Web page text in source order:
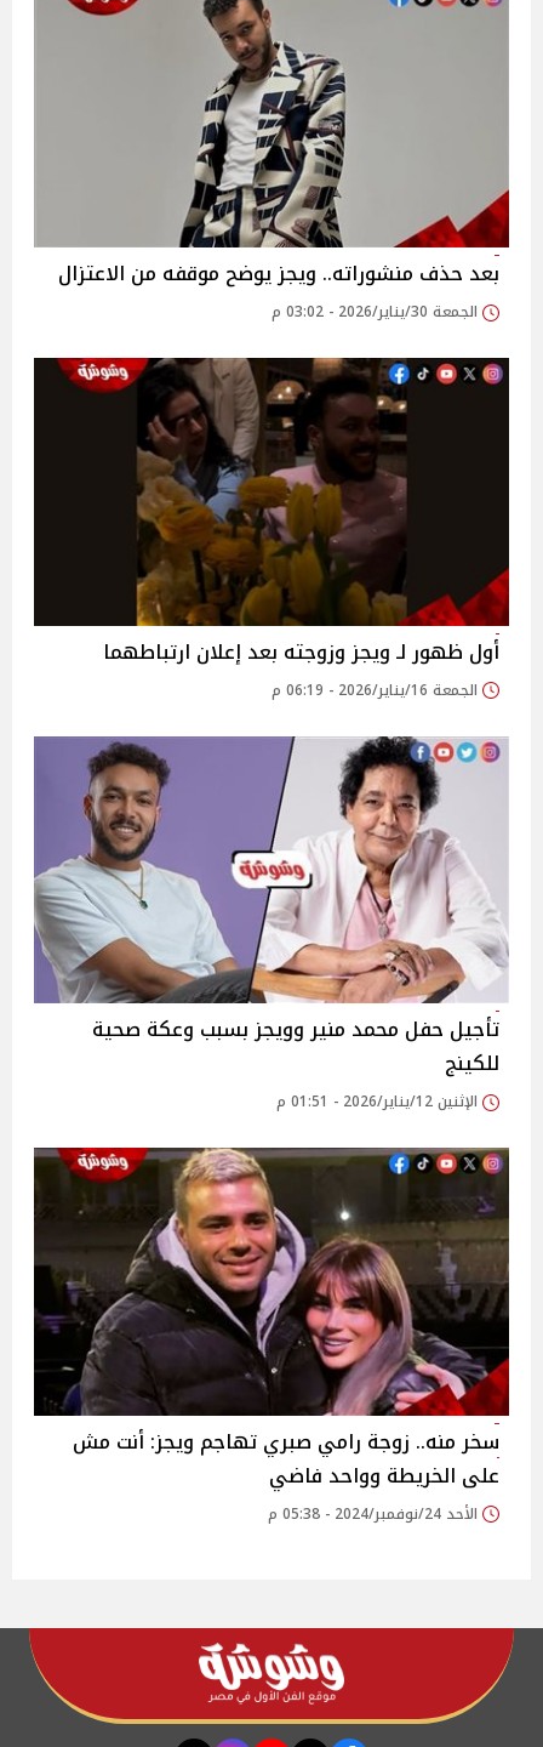
بعد حذف منشوراته.. ويجز يوضح موقفه من الاعتزال
الجمعة 30/يناير/2026 - 03:02 م
أول ظهور لـ ويجز وزوجته بعد إعلان ارتباطهما
الجمعة 16/يناير/2026 - 06:19 م
تأجيل حفل محمد منير وويجز بسبب وعكة صحية
للكينج
الإثنين 12/يناير/2026 - 01:51 م
سخر منه.. زوجة رامي صبري تهاجم ويجز: أنت مش
على الخريطة وواحد فاضي
الأحد 24/نوفمبر/2024 - 05:38 م